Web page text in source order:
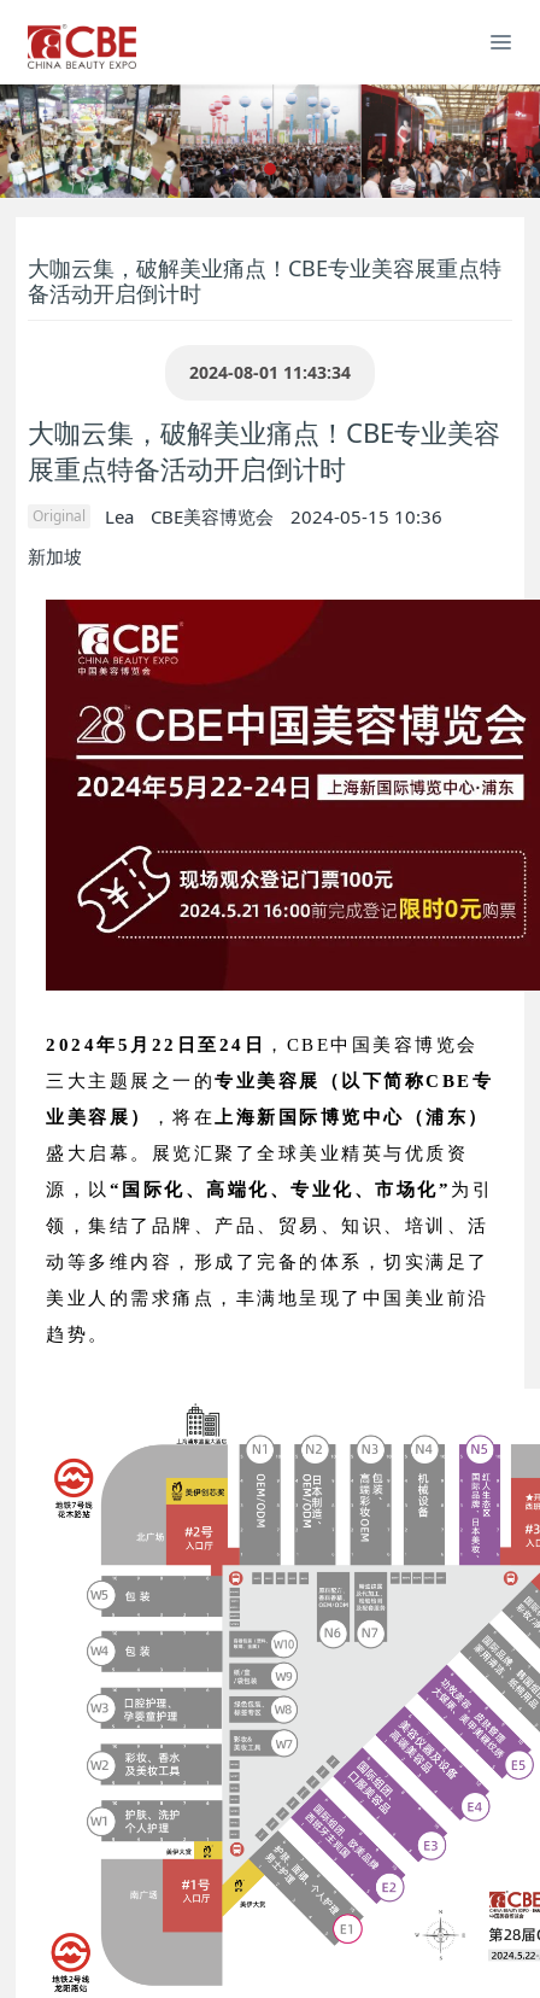
大咖云集，破解美业痛点！CBE专业美容展重点特
备活动开启倒计时
2024-08-01 11:43:34
大咖云集，破解美业痛点！CBE专业美容
展重点特备活动开启倒计时
Original Lea CBE美容博览会
2024-05-15 10:36
新加坡
2024年5月22日至24日
，CBE中国美容博览会
三大主题展之一的专业美容展
（以下简称CBE专
业美容展）
，将在
上海新国际博览中心（浦东）
盛大启幕。展览汇聚了全球美业精英与优质资
源，以 “国际化、高端化、专业化、市场化” 为引
领，集结了品牌、产品、贸易、知识、培训、活
动等多维内容，形成了完备的体系，切实满足了
美业人的需求痛点，丰满地呈现了中国美业前沿
趋势。